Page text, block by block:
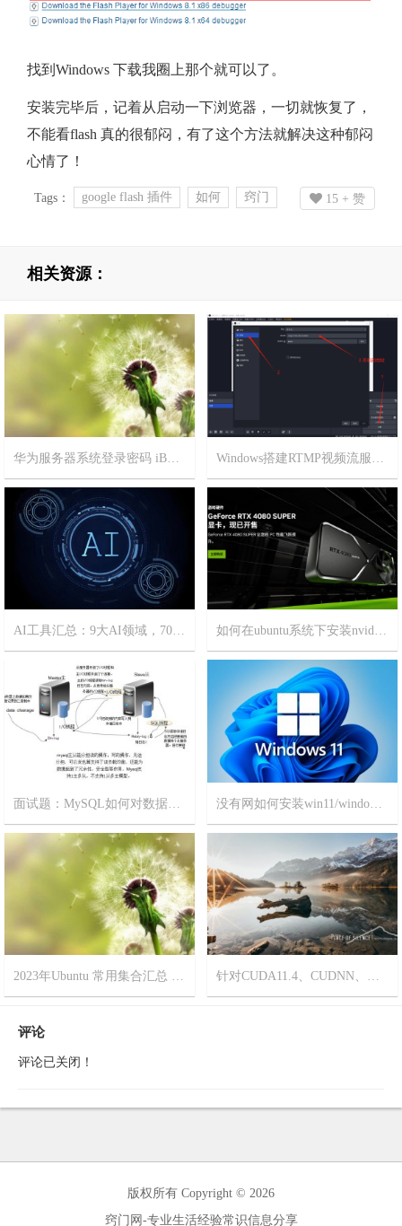
题
何
决？
找到Windows 下载我圈上那个就可以了。
安装完毕后，记着从启动一下浏览器，一切就恢复了，
不能看flash 真的很郁闷，有了这个方法就解决这种郁闷
心情了！
Tags： google flash 插件 如何 窍门 15 + 赞
相关资源：
2025-8-6 2025-7-30 13
AI工具汇总：9大AI领域，70+精选AI工具 如何在ubuntu系统下安装nvidia显卡驱动？
2024-3-7
2023-11-8 15
没有网如何安装win11/windows11?
19
2023年Ubuntu 常用集合汇总 更新时间[2023年6月6日] 针对CUDA11.4、CUDNN、如何安装Pytorch版本
评论
评论已关闭！
版权所有 Copyright © 2026
窍门网-专业生活经验常识信息分享